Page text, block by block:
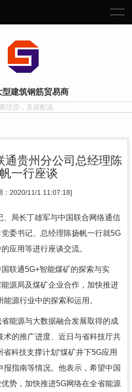
型建筑钢筋贸易商
现货，直接配送
通贵州分公司总经理陈
一行座谈
：2020/11/1 11:07:18]
、局长丁雄军与中国联合网络通信
委书记、总经理陈扬帆一行就5G
应用等进行座谈交流。
联通5G+智能煤矿的探索与实
源局及煤矿企业合作，加快推进
源行业中的探索和运用。
能源与大数据融合发展取得的成
术的推广进度
近日与省科技厅共
省科技支撑计划“煤矿井下5G应用
报指南等情况。他表示，希望中国
势，加快推进5G网络在全省能源